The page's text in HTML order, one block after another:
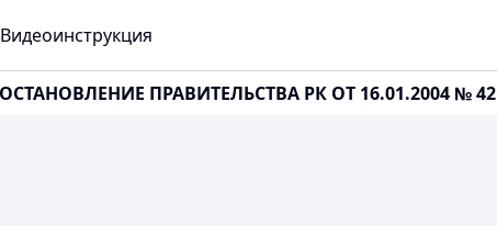
Видеоинструкция
ПРАВИТЕЛЬСТВА РК ОТ 16.01.2004 № 42